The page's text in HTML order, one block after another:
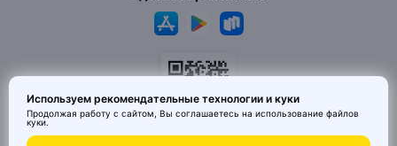
Используем рекомендательные технологии и куки
Продолжая работу с сайтом, Вы соглашаетесь на использование файлов
куки.